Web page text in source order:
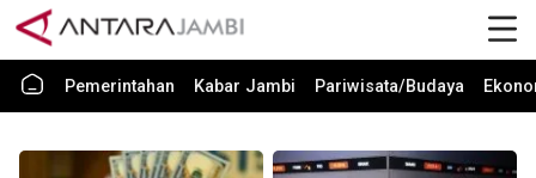
Pemerintahan Kabar Jambi Pariwisata/Budaya